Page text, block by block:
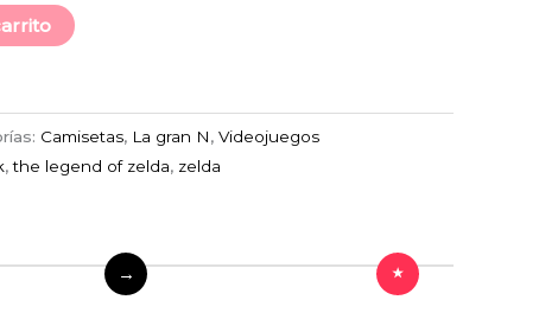
Camisetas, La gran N, Videojuegos
,the legend of zelda, zelda